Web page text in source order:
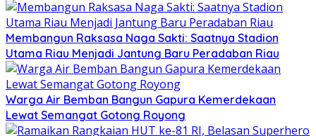
Membangun Raksasa Naga Sakti: Saatnya Stadion
Utama Riau Menjadi Jantung Baru Peradaban Riau
Warga Air Bemban Bangun Gapura Kemerdekaan
Lewat Semangat Gotong Royong